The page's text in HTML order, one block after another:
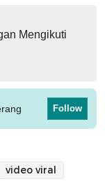
Mengikuti
Follow
video viral